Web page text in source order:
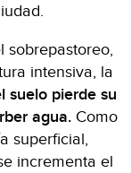
sobrepastoreo,
intensiva, la
suelo pierde su
agua. Como
superficial,
incrementa el